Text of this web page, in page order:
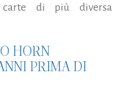
di più diversa
HORN
PRIMA DI